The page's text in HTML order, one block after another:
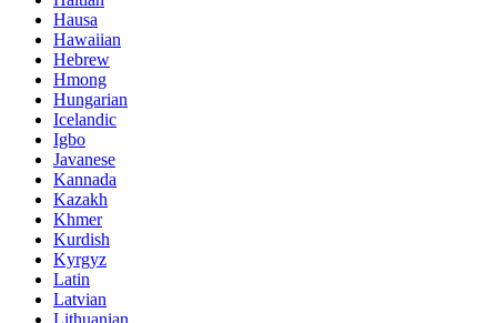
Hausa
Hawaiian
Hebrew
Hmong
Hungarian
Icelandic
Igbo
Javanese
Kannada
Kazakh
Khmer
Kurdish
Kyrgyz
Latin
Latvian
Lithuanian